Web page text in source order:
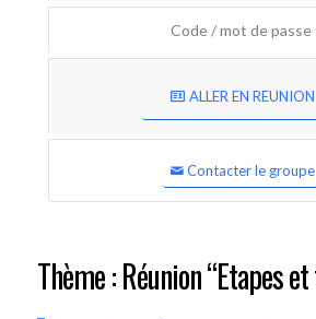
Code / mot de passe
ALLER EN REUNION
Contacter le groupe
Thème : Réunion “Etapes